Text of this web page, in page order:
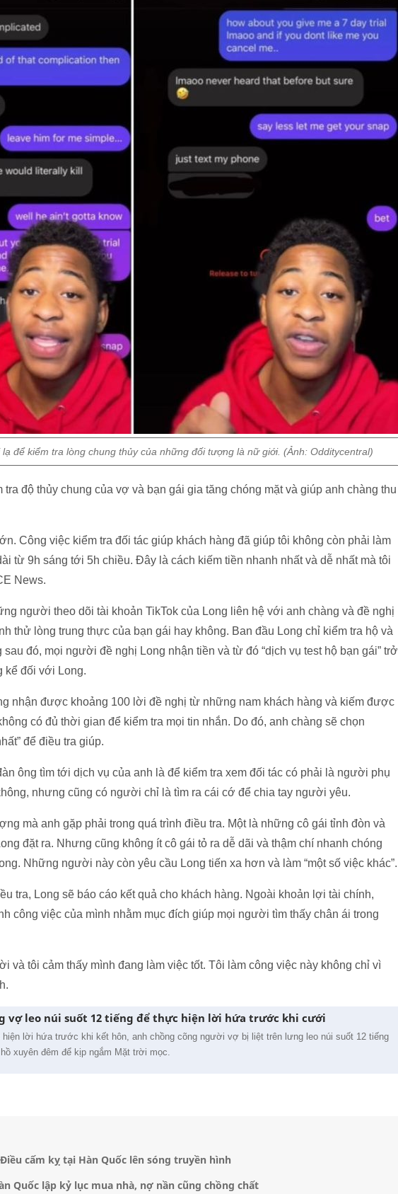
để kiểm tra lòng chung thủy của những đối tượng là nữ giới. (Ảnh: Odditycentral)
tra độ thủy chung của vợ và bạn gái gia tăng chóng mặt và giúp anh chàng thu
Công việc kiểm tra đối tác giúp khách hàng đã giúp tôi không còn phải làm
từ 9h sáng tới 5h chiều. Đây là cách kiếm tiền nhanh nhất và dễ nhất mà tôi
News.
người theo dõi tài khoản TikTok của Long liên hệ với anh chàng và đề nghị
thử lòng trung thực của bạn gái hay không. Ban đầu Long chỉ kiểm tra hộ và
đó, mọi người đề nghị Long nhận tiền và từ đó “dịch vụ test hộ bạn gái” trở
kể đối với Long.
nhận được khoảng 100 lời đề nghị từ những nam khách hàng và kiếm được
có đủ thời gian để kiểm tra mọi tin nhắn. Do đó, anh chàng sẽ chọn
để điều tra giúp.
ông tìm tới dịch vụ của anh là để kiểm tra xem đối tác có phải là người phụ
nhưng cũng có người chỉ là tìm ra cái cớ để chia tay người yêu.
mà anh gặp phải trong quá trình điều tra. Một là những cô gái tỉnh đòn và
đặt ra. Nhưng cũng không ít cô gái tỏ ra dễ dãi và thậm chí nhanh chóng
Những người này còn yêu cầu Long tiến xa hơn và làm “một số việc khác”.
tra, Long sẽ báo cáo kết quả cho khách hàng. Ngoài khoản lợi tài chính,
công việc của mình nhằm mục đích giúp mọi người tìm thấy chân ái trong
và tôi cảm thấy mình đang làm việc tốt. Tôi làm công việc này không chỉ vì
vợ leo núi suốt 12 tiếng để thực hiện lời hứa trước khi cưới
lời hứa trước khi kết hôn, anh chồng cõng người vợ bị liệt trên lưng leo núi suốt 12 tiếng
xuyên đêm để kịp ngắm Mặt trời mọc.
cấm kỵ tại Hàn Quốc lên sóng truyền hình
Quốc lập kỷ lục mua nhà, nợ nần cũng chồng chất